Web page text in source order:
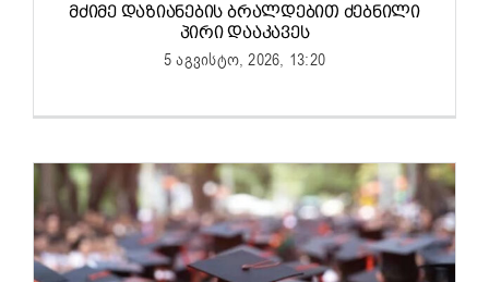
ᲛᲫᲘᲛᲔ ᲓᲐᲖᲘᲐᲜᲔᲑᲘᲡ ᲑᲠᲐᲚᲓᲔᲑᲘᲗ ᲫᲔᲑᲜᲘᲚᲘ
ᲞᲘᲠᲘ ᲓᲐᲐᲙᲐᲕᲔᲡ
5 აგვისტო, 2026, 13:20